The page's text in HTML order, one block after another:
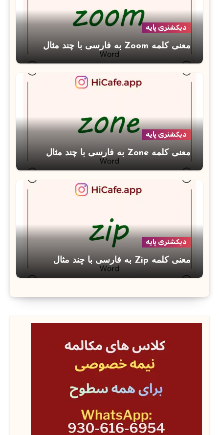
دیکشنری پایه
معنی کلمه Zoom به فارسی با چند مثال
دیکشنری پایه
معنی کلمه Zone به فارسی با چند مثال
دیکشنری پایه
معنی کلمه Zip به فارسی با چند مثال